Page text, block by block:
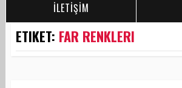
İLETİŞİM
ETIKET: FAR RENKLERI